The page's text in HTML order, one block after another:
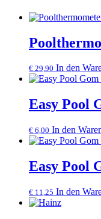
€ 29,90 In den
Easy Pool
€ 6,00 In den
Easy Pool
€ 11,25 In den